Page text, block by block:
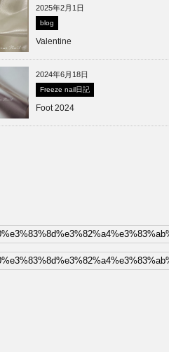
2025年2月1日
blog
Valentine
2024年6月18日
Freeze nail日記
Foot 2024